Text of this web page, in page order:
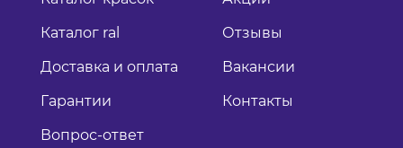
Каталог ral
Доставка и оплата
Гарантии
Вопрос-ответ
Отзывы
Вакансии
Контакты